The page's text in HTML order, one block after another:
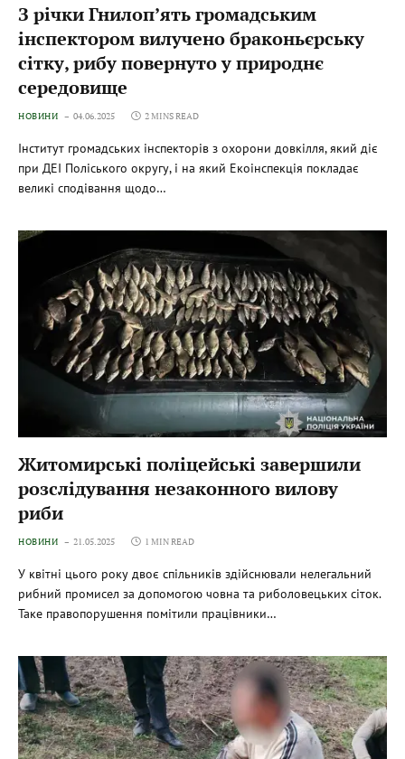
З річки Гнилоп’ять громадським
інспектором вилучено браконьєрську
сітку, рибу повернуто у природнє
середовище
НОВИНИ 04.06.2025 2 MINS READ
Інститут громадських інспекторів з охорони довкілля, який діє
при ДЕІ Поліського округу, і на який Екоінспекція покладає
великі сподівання щодо…
Житомирські поліцейські завершили
розслідування незаконного вилову
риби
НОВИНИ 21.05.2025 1 MIN READ
У квітні цього року двоє спільників здійснювали нелегальний
рибний промисел за допомогою човна та риболовецьких сіток.
Таке правопорушення помітили працівники…